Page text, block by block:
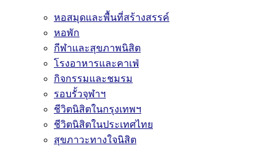
หอสมุดและพื้นที่สร้างสรรค์
หอพัก
กีฬาและสุขภาพนิสิต
โรงอาหารและคาเฟ่
กิจกรรมและชมรม
รอบรั้วจุฬาฯ
ชีวิตนิสิตในกรุงเทพฯ
ชีวิตนิสิตในประเทศไทย
สุขภาวะทางใจนิสิต